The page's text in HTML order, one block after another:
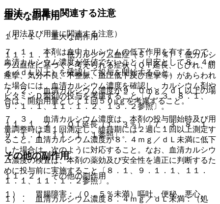
重大な副作用
１１．１． 重大な副作用
１１．１．１． 低カルシウム血症（５．７％）：低カルシ
ウム血症に基づくと考えられる症状（ＱＴ延長、しびれ、筋
痙攣、気分不良、不整脈、血圧低下及び痙攣等）があらわれ
た場合には、血清カルシウム濃度を確認し、カルシウム剤や
ビタミンＤ製剤の投与を考慮すること〔７．３、８．１、
９．１．１、１１．１．２、１３．２参照〕。
１１．１．２． ＱＴ延長（１．３％）〔７．３、８．１、
９．１．１、１１．１．１参照〕。
その他の副作用
１１．２． その他の副作用
１）． 胃腸障害：（０．５％未満）嘔吐、便秘、悪心。
用法・用量に関連する注意
（用法及び用量に関連する注意）
７．１． 本剤は血中カルシウムの低下作用を有するので、
血清カルシウム濃度が低値でないこと（目安として８．４ｍ
ｇ／ｄＬ以上）を確認して投与を開始すること。
７．２． 血清カルシウム濃度が９．０ｍｇ／ｄＬ以上の場
合は、開始用量として１回５０μｇを考慮すること。
７．３． 血清カルシウム濃度は、本剤の投与開始時及び用
量調整時は週１回測定し、維持期には２週に１回以上測定す
ること。血清カルシウム濃度が８．４ｍｇ／ｄＬ未満に低下
した場合は、次のように対応すること。なお、血清カルシウ
ム濃度の検査は、本剤の薬効及び安全性を適正に判断するた
めに投与前に実施すること〔８．１、９．１．１、１１．
１．１、１１．１．２参照〕。
１）． 血清カルシウム濃度８．４ｍｇ／ｄＬ未満：（処